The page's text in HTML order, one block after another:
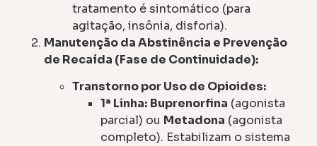
tratamento é sintomático (para
agitação, insônia, disforia).
Manutenção da Abstinência e Prevenção
de Recaída (Fase de Continuidade):
Transtorno por Uso de Opioides:
1ª Linha: Buprenorfina (agonista
parcial) ou Metadona (agonista
completo). Estabilizam o sistema